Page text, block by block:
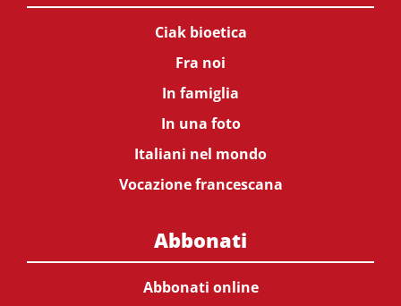
Ciak bioetica
Fra noi
In famiglia
In una foto
Italiani nel mondo
Vocazione francescana
Abbonati
Abbonati online